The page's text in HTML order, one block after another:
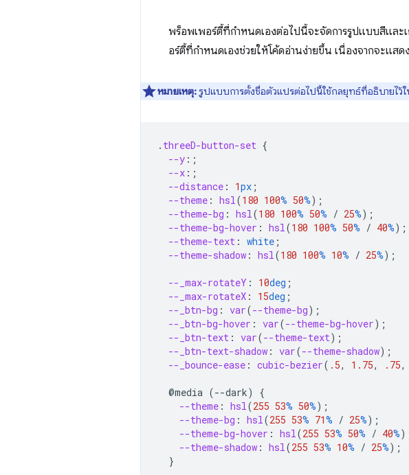
พร็อพเพอร์ตี้ที่กำหนดเองต่อไปนี้จะจัดการรูปแบบสีและเ
อร์ตี้ที่กำหนดเองช่วยให้โค้ดอ่านง่ายขึ้น เนื่องจากจะแส
หมายเหตุ:รูปแบบการตั้งชื่อตัวแปรต่อไปนี้ใช้กลยุทธ์ที่อธิบายไว้ใ
. threeD-button-set {
--y :;
--x :;
--distance : 1px ;
--theme : hsl (180 100% 50%);
--theme-bg : hsl (180 100% 50% / 25%);
--theme-bg-hover : hsl (180 100% 50% / 40%);
--theme-text : white ;
--theme-shadow : hsl (180 100% 10% / 25%);
--_max-rotateY : 10deg ;
--_max-rotateX : 15deg ;
--_btn-bg : var(--theme-bg);
--_btn-bg-hover : var(--theme-bg-hover);
--_btn-text : var(--theme-text);
--_btn-text-shadow : var(--theme-shadow);
--_bounce-ease : cubic-bezier( .5, 1.75, .75,
@media (--dark)
{
--theme : hsl (255 53% 50%);
--theme-bg : hsl (255 53% 71% / 25%);
--theme-bg-hover : hsl (255 53% 50% / 40%
--theme-shadow : hsl (255 53% 10% / 25%);
}